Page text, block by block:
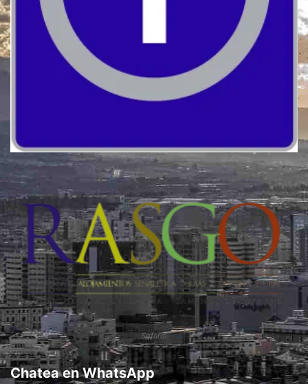
Calidad
Sefardí
Chatea en WhatsApp